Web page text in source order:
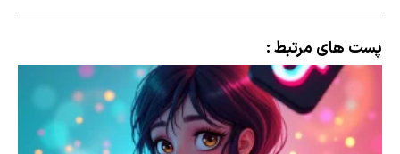
پست های مرتبط :